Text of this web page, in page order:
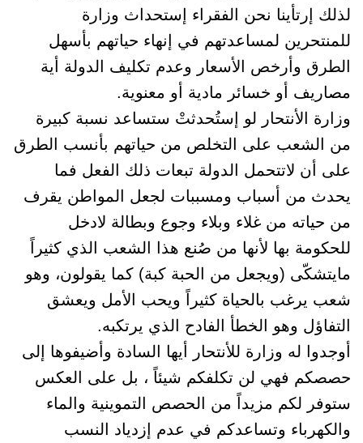
لذلك إرتأينا نحن الفقراء إستحداث وزارة
للمنتحرين لمساعدتهم في إنهاء حياتهم بأسهل
الطرق وأرخص الأسعار وعدم تكليف الدولة أية
مصاريف أو خسائر مادية أو معنوية.
وزارة الأنتحار لو إستُحدثتْ ستساعد نسبة كبيرة
من الشعب على التخلص من حياتهم بأنسب الطرق
على أن لاتتحمل الدولة تبعات ذلك الفعل فما
يحدث من أسباب ومسببات لجعل المواطن يقرف
من حياته من غلاء وبلاء وجوع وبطالة لادخل
للحكومة بها لأنها من صُنع هذا الشعب الذي كثيراً
مايتشكّى (ويجعل من الحبة كبة) كما يقولون، وهو
شعب يرغب بالحياة كثيراً ويحب الأمل ويعشق
التفاؤل وهو الخطأ الفادح الذي يرتكبه.
أوجدوا له وزارة للأنتحار أيها السادة وأضيفوها إلى
حصصكم فهي لن تكلفكم شيئاً ، بل على العكس
ستوفر لكم مزيداً من الحصص التموينية والماء
والكهرباء وتساعدكم في عدم إزدياد النسب